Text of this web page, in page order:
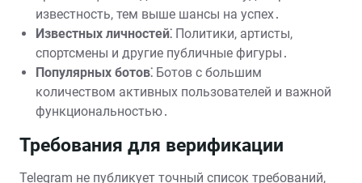
известность, тем выше шансы на успех․
Известных личностей⁚ Политики, артисты,
спортсмены и другие публичные фигуры․
Популярных ботов⁚ Ботов с большим
количеством активных пользователей и важной
функциональностью․
Требования для верификации
Telegram не публикует точный список требований,